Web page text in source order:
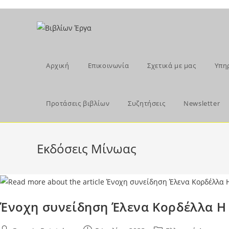
Αρχική Επικοινωνία Σχετικά με μας
Προτάσεις βιβλίων Συζητήσεις Newsletter
Εκδόσεις Μίνωας
Ένοχη συνείδηση Έλενα Κορδέλλα Η